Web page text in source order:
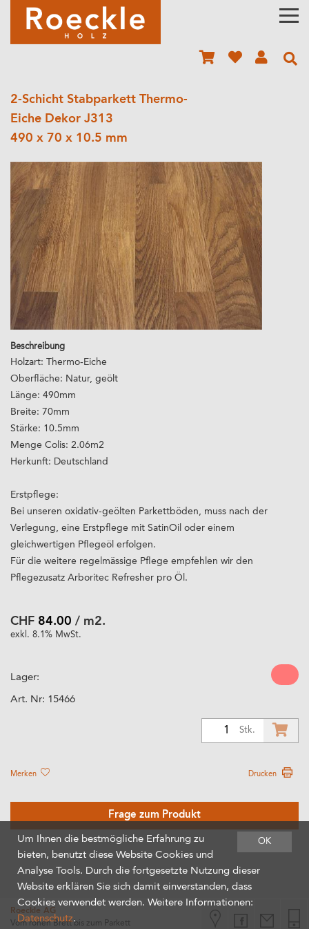
2-Schicht Stabparkett Thermo-
Eiche Dekor J313
490 x 70 x 10.5 mm
Beschreibung
Holzart: Thermo-Eiche
Oberfläche: Natur, geölt
Länge: 490mm
Breite: 70mm
Stärke: 10.5mm
Menge Colis: 2.06m2
Herkunft: Deutschland
Erstpflege:
Bei unseren oxidativ-geölten Parkettböden, muss nach der
Verlegung, eine Erstpflege mit SatinOil oder einem
gleichwertigen Pflegeöl erfolgen.
Für die weitere regelmässige Pflege empfehlen wir den
Pflegezusatz Arboritec Refresher pro Öl.
CHF 84.00 / m2.
exkl. 8.1% MwSt.
Lager:
Art. Nr: 15466
Stk.
Merken Drucken
Frage zum Produkt
Roeckle AG
Vom rohen Brett bis zum Parkett
OK
Um Ihnen die bestmögliche Erfahrung zu
bieten, benutzt diese Website Cookies und
Analyse Tools. Durch die fortgesetzte Nutzung dieser
Website erklären Sie sich damit einverstanden, dass
Cookies verwendet werden. Weitere Informationen:
Datenschutz.